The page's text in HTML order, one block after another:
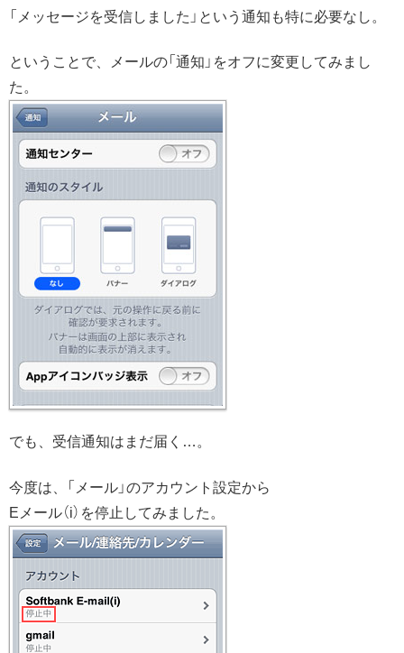
「メッセージを受信しました」という通知も特に必要なし。
ということで、メールの「通知」をオフに変更してみまし
た。
でも、受信通知はまだ届く…。
今度は、「メール」のアカウント設定から
Eメール（i）を停止してみました。